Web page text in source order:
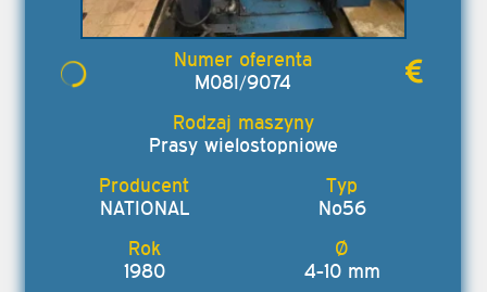
M08I/9074
Prasy wielostopniowe
NATIONAL No56
1980 4-10 mm